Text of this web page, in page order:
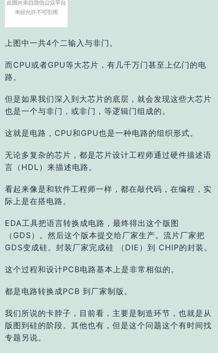
上图中一共4个二输入与非门。
而CPU或者GPU等大芯片，有几千万门甚至上亿门的电
路。
但是如果我们深入到大芯片的底层，就会发现这些大芯片
也是一个与非门，或非门，等逻辑门组成的。
这就是电路，CPU和GPU也是一种电路的组织形式。
无论多复杂的芯片，都是芯片设计工程师通过硬件描述语
言（HDL）来描述电路。
看起来像是和软件工程师一样，都在敲代码，在编程，实
际上是在搭电路。
EDA工具把语言转换成电路，最终得出这个版图
（GDS）。 然后这个版本提交给厂家生产。 流片厂家把
GDS变成硅。 封装厂家完成硅 （DIE）到 CHIP的封装。
这个过程和设计PCB电路基本上是非常相似的。
都是电路转换成PCB 到厂家制版。
我们所说的卡脖子，目前看，主要是制造环节，也就是从
版图到硅的阶段。 其他也有，但是这个问题这个有时间找
专题另说。